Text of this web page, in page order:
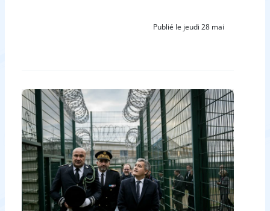
Publié le jeudi 28 mai